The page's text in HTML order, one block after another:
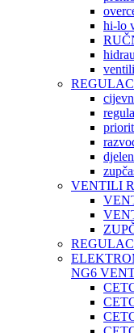
hi-lo
VENTILI
NG6